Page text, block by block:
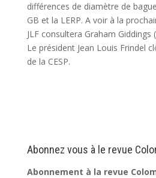
différences de diamètre de
GB et la LERP. A voir à la
JLF consultera Graham Giddings
Le président Jean Louis Frindel
de la CESP.
Abonnez vous à le revue
Abonnement à la revue